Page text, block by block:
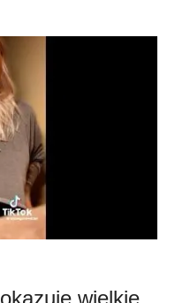
wielkie